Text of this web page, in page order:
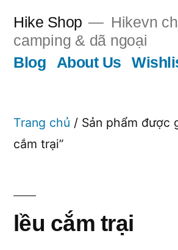
đến
phần
Hike Shop
Hikevn
camping & dã ngoại
Blog
About Us
Trang chủ / Sản phẩm được
cắm trại”
lều cắm trại